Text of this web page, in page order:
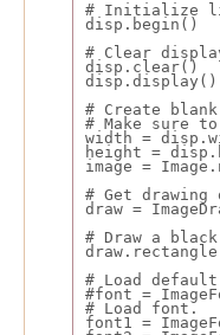
# Initialize
disp.begin()
# Clear
disp.clear()
disp.display()
# Create
# Make sure
width =
height =
image =
# Get drawing
draw =
# Draw a
# Load
#font =
# Load font.
font1 =